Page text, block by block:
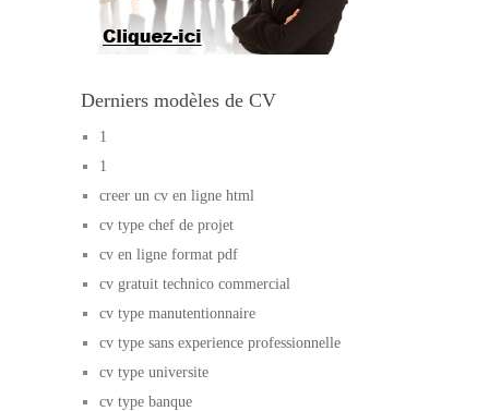
Derniers modèles de CV
1
1
creer un cv en ligne html
cv type chef de projet
cv en ligne format pdf
cv gratuit technico commercial
cv type manutentionnaire
cv type sans experience professionnelle
cv type universite
cv type banque